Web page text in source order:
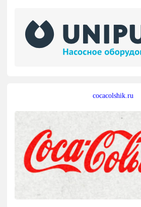
cocacolshik.ru